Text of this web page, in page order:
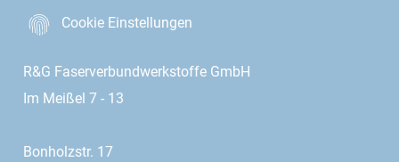
Cookie Einstellungen
R&G Faserverbundwerkstoffe GmbH
Im Meißel 7 - 13
Bonholzstr. 17